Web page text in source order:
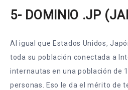
5- DOMINIO .JP
Al igual que Estados Unidos,
toda su población conectada a
internautas en una población de
personas. Eso le da el mérito de